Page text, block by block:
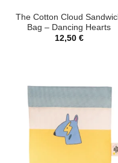
The Cotton Cloud
Bag – Dancing Hearts
12,50 €